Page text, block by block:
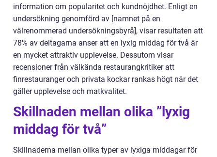
information om popularitet och kundnöjdhet. Enligt en
undersökning genomförd av [namnet på en
välrenommerad undersökningsbyrå], visar resultaten att
78% av deltagarna anser att en lyxig middag för två är
en mycket attraktiv upplevelse. Dessutom visar
recensioner från välkända restaurangkritiker att
finrestauranger och privata kockar rankas högt när det
gäller upplevelse och matkvalitet.
Skillnaden mellan olika ”lyxig
middag för två”
Skillnaderna mellan olika typer av lyxiga middagar för